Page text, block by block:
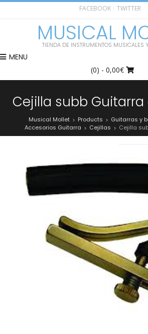
FACEBOOK TWITTER
MUSICAL
TIENDA DE INSTRUMENTOS MUSICALES
MENU
(0) - 0,00€
Cejilla subb
Musical Mollet > Products > Guitarras y
Accesorios Guitarra > Cejillas > Cejilla